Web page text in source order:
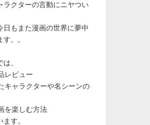
ラクターの言動にニヤつい
日もまた漫画の世界に夢中
す。。
は、
レビュー
キャラクターや名シーンの
を楽しむ方法
ます。